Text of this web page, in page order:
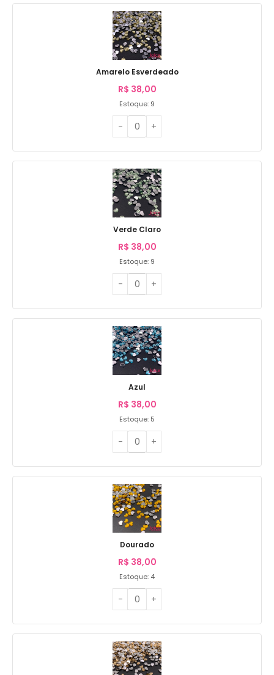
Amarelo Esverdeado
R$ 38,00
Estoque: 9
Verde Claro
R$ 38,00
Estoque: 9
Azul
R$ 38,00
Estoque: 5
Dourado
R$ 38,00
Estoque: 4